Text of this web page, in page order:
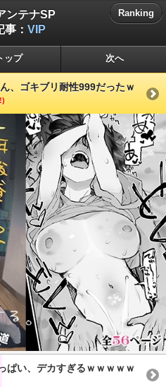
ンテナSP
事： VIP
Ranking
トップ 次へ
、ゴキブリ耐性999だったｗ
ぱい、デカすぎるｗｗｗｗｗ